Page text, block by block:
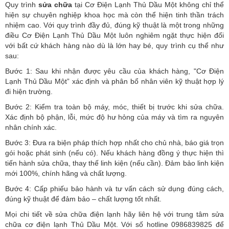
Quy trình sửa chữa tại Cơ Điện Lạnh Thủ Dầu Một không chỉ thể
hiện sự chuyên nghiệp khoa học mà còn thể hiện tinh thần trách
nhiệm cao. Với quy trình đầy đủ, đúng kỹ thuật là một trong những
điều Cơ Điện Lạnh Thủ Dầu Một luôn nghiêm ngặt thực hiện đối
với bất cứ khách hàng nào dù là lớn hay bé, quy trình cụ thể như
sau:
Bước 1: Sau khi nhận được yêu cầu của khách hàng, "Cơ Điện
Lạnh Thủ Dầu Một” xác định và phân bổ nhân viên kỹ thuật hợp lý
đi hiện trường.
Bước 2: Kiểm tra toàn bộ máy, móc, thiết bị trước khi sửa chữa.
Xác định bộ phận, lỗi, mức độ hư hỏng của máy và tìm ra nguyên
nhân chính xác.
Bước 3: Đưa ra biện pháp thích hợp nhất cho chủ nhà, báo giá trọn
gói hoặc phát sinh (nếu có). Nếu khách hàng đồng ý thực hiện thì
tiến hành sửa chữa, thay thế linh kiện (nếu cần). Đảm bảo linh kiện
mới 100%, chính hãng và chất lượng.
Bước 4: Cấp phiếu bảo hành và tư vấn cách sử dụng đúng cách,
đúng kỹ thuật để đảm bảo – chất lượng tốt nhất.
Mọi chi tiết về sửa chữa điện lạnh hãy liên hệ với trung tâm sửa
chữa cơ điện lạnh Thủ Dầu Một. Với số hotline 0986839825 để